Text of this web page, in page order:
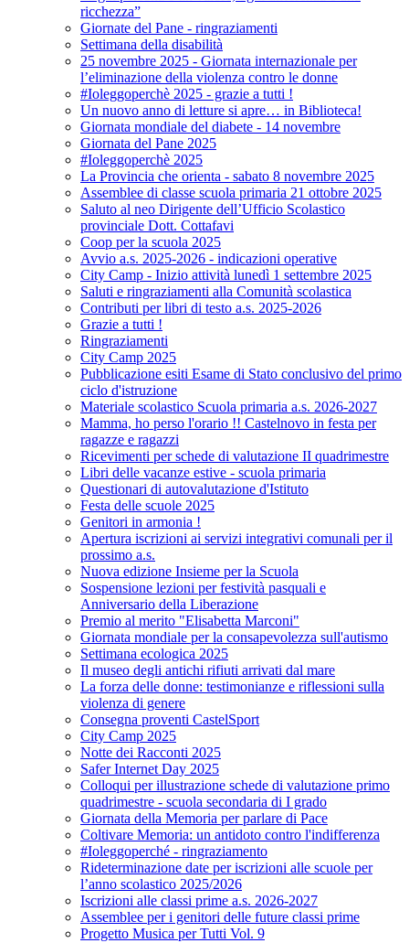
ricchezza”
Giornate del Pane - ringraziamenti
Settimana della disabilità
25 novembre 2025 - Giornata internazionale per
l’eliminazione della violenza contro le donne
#Ioleggoperchè 2025 - grazie a tutti !
Un nuovo anno di letture si apre… in Biblioteca!
Giornata mondiale del diabete - 14 novembre
Giornata del Pane 2025
#Ioleggoperchè 2025
La Provincia che orienta - sabato 8 novembre 2025
Assemblee di classe scuola primaria 21 ottobre 2025
Saluto al neo Dirigente dell’Ufficio Scolastico
provinciale Dott. Cottafavi
Coop per la scuola 2025
Avvio a.s. 2025-2026 - indicazioni operative
City Camp - Inizio attività lunedì 1 settembre 2025
Saluti e ringraziamenti alla Comunità scolastica
Contributi per libri di testo a.s. 2025-2026
Grazie a tutti !
Ringraziamenti
City Camp 2025
Pubblicazione esiti Esame di Stato conclusivo del primo
ciclo d'istruzione
Materiale scolastico Scuola primaria a.s. 2026-2027
Mamma, ho perso l'orario !! Castelnovo in festa per
ragazze e ragazzi
Ricevimenti per schede di valutazione II quadrimestre
Libri delle vacanze estive - scuola primaria
Questionari di autovalutazione d'Istituto
Festa delle scuole 2025
Genitori in armonia !
Apertura iscrizioni ai servizi integrativi comunali per il
prossimo a.s.
Nuova edizione Insieme per la Scuola
Sospensione lezioni per festività pasquali e
Anniversario della Liberazione
Premio al merito "Elisabetta Marconi"
Giornata mondiale per la consapevolezza sull'autismo
Settimana ecologica 2025
Il museo degli antichi rifiuti arrivati dal mare
La forza delle donne: testimonianze e riflessioni sulla
violenza di genere
Consegna proventi CastelSport
City Camp 2025
Notte dei Racconti 2025
Safer Internet Day 2025
Colloqui per illustrazione schede di valutazione primo
quadrimestre - scuola secondaria di I grado
Giornata della Memoria per parlare di Pace
Coltivare Memoria: un antidoto contro l'indifferenza
#Ioleggoperché - ringraziamento
Rideterminazione date per iscrizioni alle scuole per
l’anno scolastico 2025/2026
Iscrizioni alle classi prime a.s. 2026-2027
Assemblee per i genitori delle future classi prime
Progetto Musica per Tutti Vol. 9